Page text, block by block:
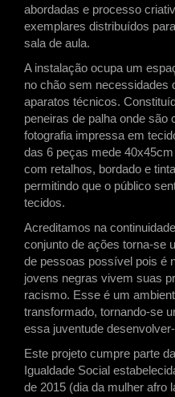
abordadas e processo
exemplares distribuídos
sala de aula.
A instalação ocupa um
no chão sem necessidades
aparatos técnicos.
peneiras de palha onde são
fotografia impressa em
das 6 peças mede
com retalhos, bordado e
permitindo que o público
tecidos.
Acreditamos na
conjunto de ações torna-se
de pessoas possível pois é
jovens negras vivem suas
racismo. Esse é um
transformado, tornando-se
essa juventude
Este projeto cumpre parte
Igualdade Social
de 2015 (dia da mulher afro